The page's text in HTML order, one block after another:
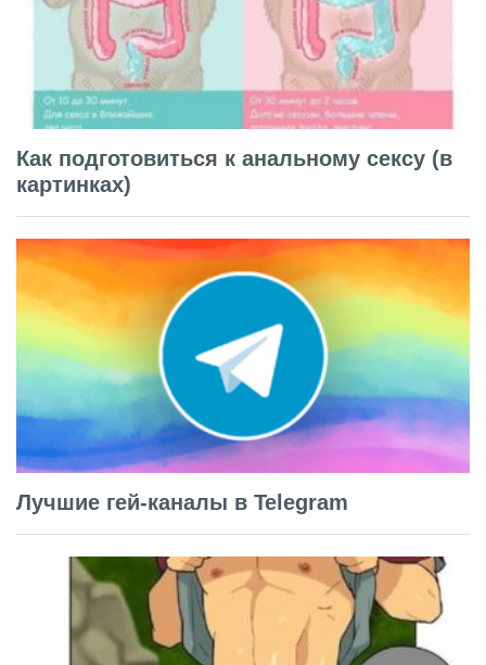
Как подготовиться к анальному сексу (в
картинках)
Лучшие гей-каналы в Telegram